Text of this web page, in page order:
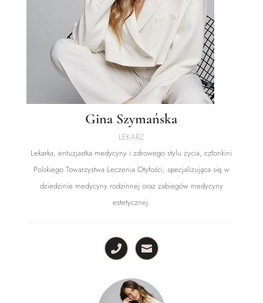
Gina Szymańska
LEKARZ
Lekarka, entuzjastka medycyny i zdrowego stylu życia, członkini
Polskiego Towarzystwa Leczenia Otyłości, specjalizująca się w
dziedzinie medycyny rodzinnej oraz zabiegów medycyny
estetycznej.
 